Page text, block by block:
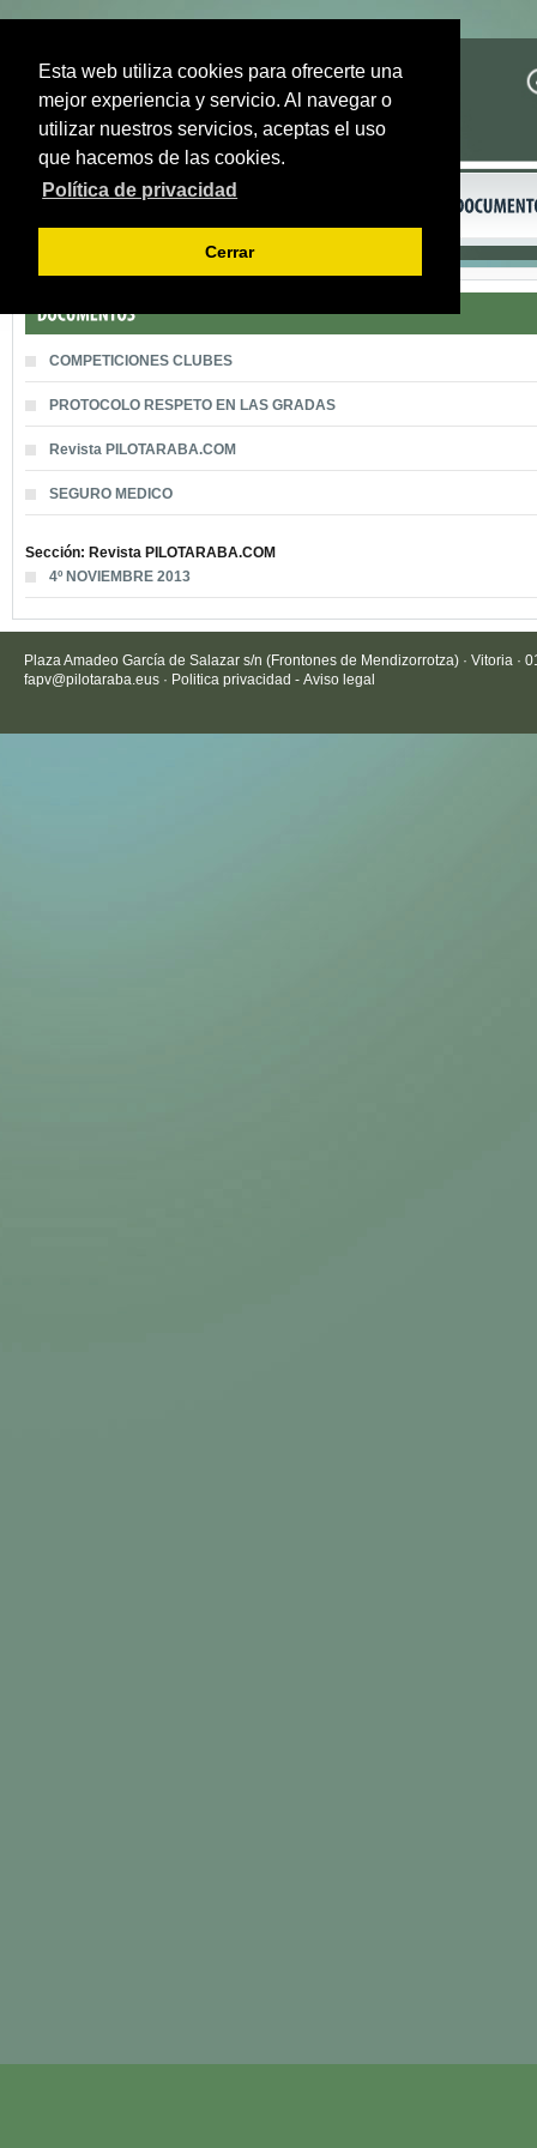
Esta web utiliza cookies para ofrecerte una
mejor experiencia y servicio. Al navegar o
utilizar nuestros servicios, aceptas el uso
que hacemos de las cookies.
Política de privacidad
Cerrar
COMPETICIONES CLUBES
PROTOCOLO RESPETO EN LAS GRADAS
Revista PILOTARABA.COM
SEGURO MEDICO
Sección: Revista PILOTARABA.COM
4º NOVIEMBRE 2013
Plaza Amadeo García de Salazar s/n (Frontones de Mendizorrotza) · Vitoria ·
fapv@pilotaraba.eus · Politica privacidad - Aviso legal